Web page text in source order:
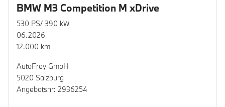
BMW M3 Competition M xDrive
530 PS/ 390 kW
06.2026
12.000 km
AutoFrey GmbH
5020 Salzburg
Angebotsnr: 2936254